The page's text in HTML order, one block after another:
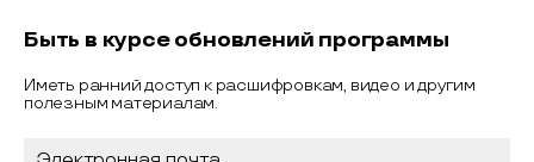
Быть в курсе обновлений программы
Иметь ранний доступ к расшифровкам, видео и другим
полезным материалам.